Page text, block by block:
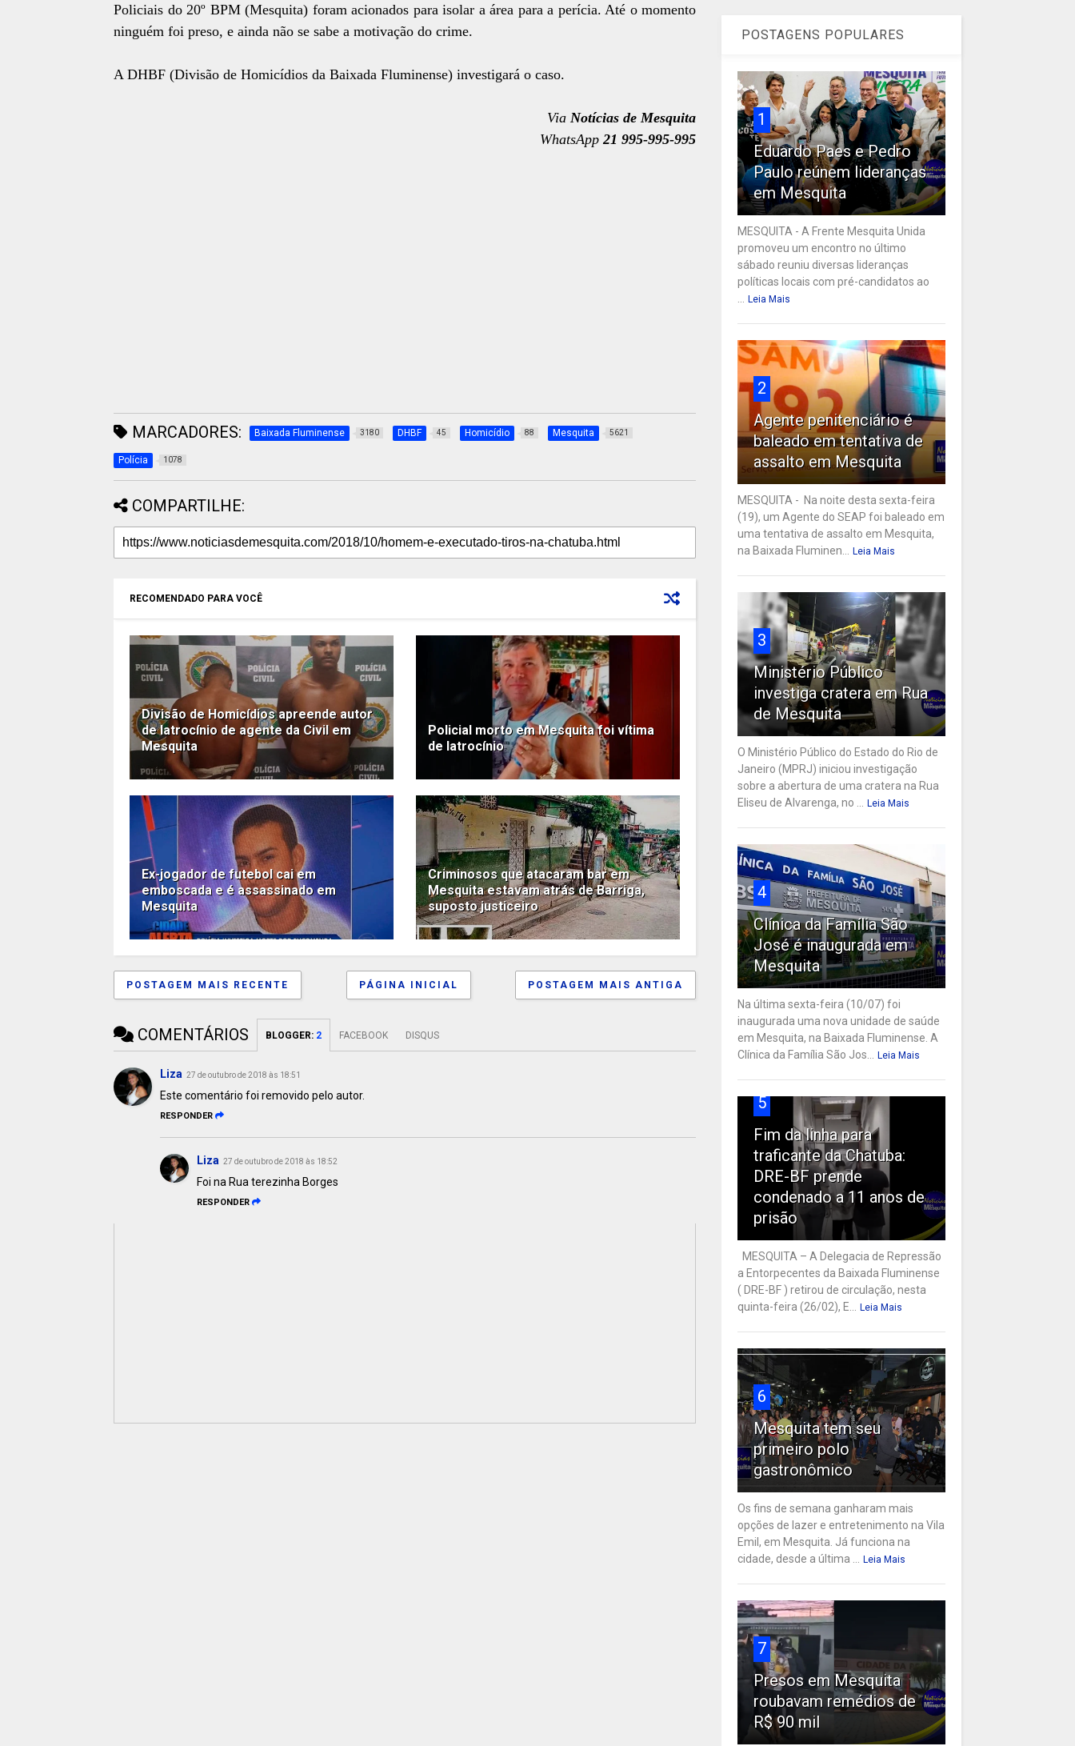
Policiais do 20º BPM (Mesquita) foram acionados para isolar a área para a perícia. Até o momento
ninguém foi preso, e ainda não se sabe a motivação do crime.
A DHBF (Divisão de Homicídios da Baixada Fluminense) investigará o caso.
Via Notícias de Mesquita
WhatsApp 21 995-995-995
MARCADORES: Baixada Fluminense 3180 DHBF 45 Homicídio 88 Mesquita 5621
Polícia 1078
COMPARTILHE:
RECOMENDADO PARA VOCÊ
Divisão de Homicídios apreende autor
de latrocínio de agente da Civil em
Mesquita
Policial morto em Mesquita foi vítima
de latrocínio
Ex-jogador de futebol cai em
emboscada e é assassinado em
Mesquita
Criminosos que atacaram bar em
Mesquita estavam atrás de Barriga,
suposto justiceiro
POSTAGEM MAIS RECENTE POSTAGEM MAIS ANTIGA
PÁGINA INICIAL
COMENTÁRIOS BLOGGER: 2 FACEBOOK DISQUS
Liza 27 de outubro de 2018 às 18:51
Este comentário foi removido pelo autor.
RESPONDER
Liza 27 de outubro de 2018 às 18:52
Foi na Rua terezinha Borges
RESPONDER
POSTAGENS POPULARES
1
Eduardo Paes e Pedro
Paulo reúnem lideranças
em Mesquita
MESQUITA - A Frente Mesquita Unida
promoveu um encontro no último
sábado reuniu diversas lideranças
políticas locais com pré-candidatos ao
... Leia Mais
2
Agente penitenciário é
baleado em tentativa de
assalto em Mesquita
MESQUITA - Na noite desta sexta-feira
(19), um Agente do SEAP foi baleado em
uma tentativa de assalto em Mesquita,
na Baixada Fluminen... Leia Mais
3
Ministério Público
investiga cratera em Rua
de Mesquita
O Ministério Público do Estado do Rio de
Janeiro (MPRJ) iniciou investigação
sobre a abertura de uma cratera na Rua
Eliseu de Alvarenga, no ... Leia Mais
4
Clínica da Família São
José é inaugurada em
Mesquita
Na última sexta-feira (10/07) foi
inaugurada uma nova unidade de saúde
em Mesquita, na Baixada Fluminense. A
Clínica da Família São Jos... Leia Mais
5
Fim da linha para
traficante da Chatuba:
DRE-BF prende
condenado a 11 anos de
prisão
MESQUITA – A Delegacia de Repressão
a Entorpecentes da Baixada Fluminense
( DRE-BF ) retirou de circulação, nesta
quinta-feira (26/02), E... Leia Mais
6
Mesquita tem seu
primeiro polo
gastronômico
Os fins de semana ganharam mais
opções de lazer e entretenimento na Vila
Emil, em Mesquita. Já funciona na
cidade, desde a última ... Leia Mais
7
Presos em Mesquita
roubavam remédios de
R$ 90 mil